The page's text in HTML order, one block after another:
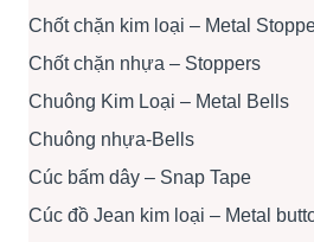
Chốt chặn kim loại – Metal
Chốt chặn nhựa – Stoppers
Chuông Kim Loại – Metal Bells
Chuông nhựa-Bells
Cúc bấm dây – Snap Tape
Cúc đồ Jean kim loại – Metal